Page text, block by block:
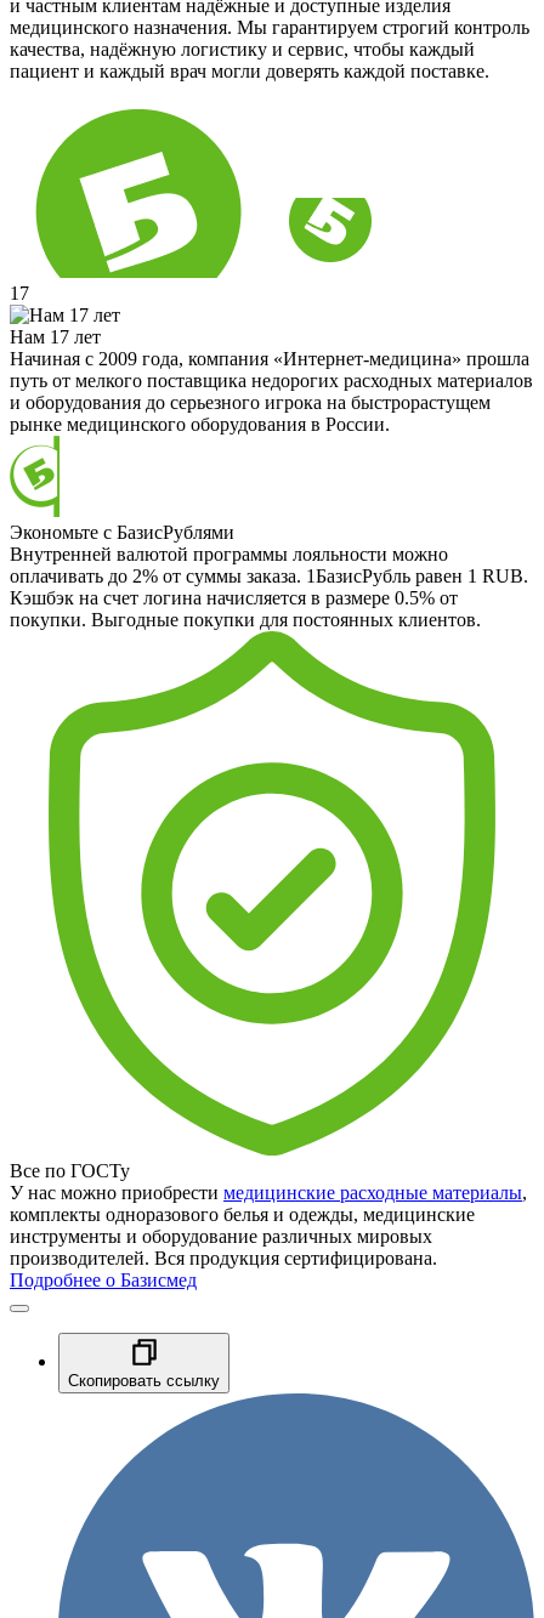
и частным клиентам надёжные и доступные изделия
медицинского назначения. Мы гарантируем строгий контроль
качества, надёжную логистику и сервис, чтобы каждый
пациент и каждый врач могли доверять каждой поставке.
17
Нам 17 лет
Начиная с 2009 года, компания «Интернет-медицина» прошла
путь от мелкого поставщика недорогих расходных материалов
и оборудования до серьезного игрока на быстрорастущем
рынке медицинского оборудования в России.
Экономьте с БазисРублями
Внутренней валютой программы лояльности можно
оплачивать до 2% от суммы заказа. 1БазисРубль равен 1 RUB.
Кэшбэк на счет логина начисляется в размере 0.5% от
покупки. Выгодные покупки для постоянных клиентов.
Все по ГОСТу
У нас можно приобрести медицинские расходные материалы,
комплекты одноразового белья и одежды, медицинские
инструменты и оборудование различных мировых
производителей. Вся продукция сертифицирована.
Подробнее о Базисмед
Скопировать ссылку